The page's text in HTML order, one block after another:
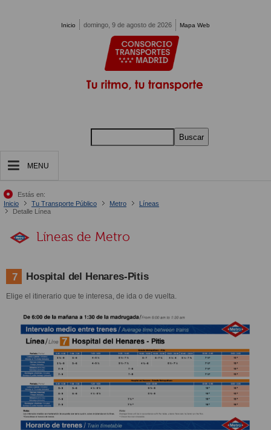
Inicio domingo, 9 de agosto de 2026 Mapa Web
Buscar
MENU
Estás en:
Inicio
Tu Transporte Público Metro
Líneas
Detalle Línea
Líneas de Metro
7 Hospital del Henares-Pitis
Elige el itinerario que te interesa, de ida o de vuelta.